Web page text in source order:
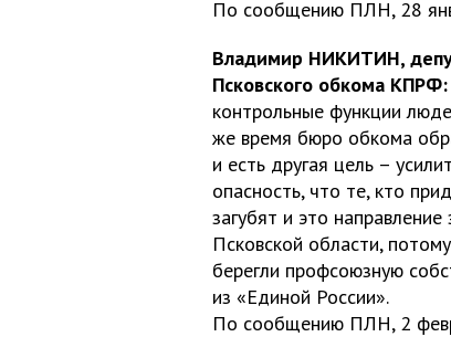
По сообщению ПЛН, 28
Владимир НИКИТИН,
Псковского обкома КПРФ:
контрольные функции
же время бюро обкома
и есть другая цель –
опасность, что те, кто
загубят и это
Псковской области,
берегли профсоюзную
из «Единой России».
По сообщению ПЛН, 2